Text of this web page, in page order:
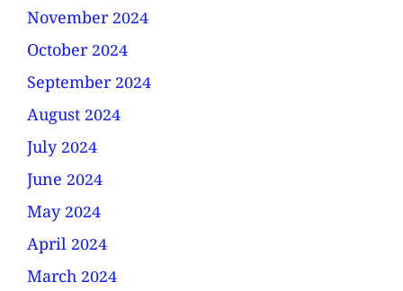
November 2024
October 2024
September 2024
August 2024
July 2024
June 2024
May 2024
April 2024
March 2024